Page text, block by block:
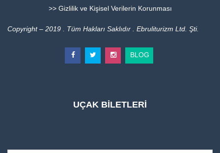
>> Gizlilik ve Kişisel Verilerin Korunması
Copyright – 2019 . Tüm Hakları Saklıdır . Ebruliturizm Ltd. Şti.
BLOG
UÇAK BİLETLERİ